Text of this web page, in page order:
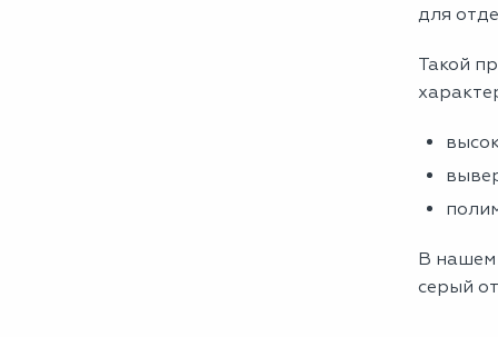
для
Такой
В нашем
серый